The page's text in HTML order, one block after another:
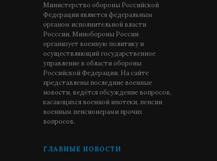
Министерство обороны Российской
Федерации является федеральным
органом исполнительной власти
Росссии. Минобороны России
организует военную политику и
осуществляющий государственное
управление в области обороны
Российской Федерации. На сайте
представлены последние военные
новости, ведётся обсуждение вопросов,
касающихся военной ипотеки, пенсии
военным пенсионерами прочих
вопросов.
ГЛАВНЫЕ НОВОСТИ